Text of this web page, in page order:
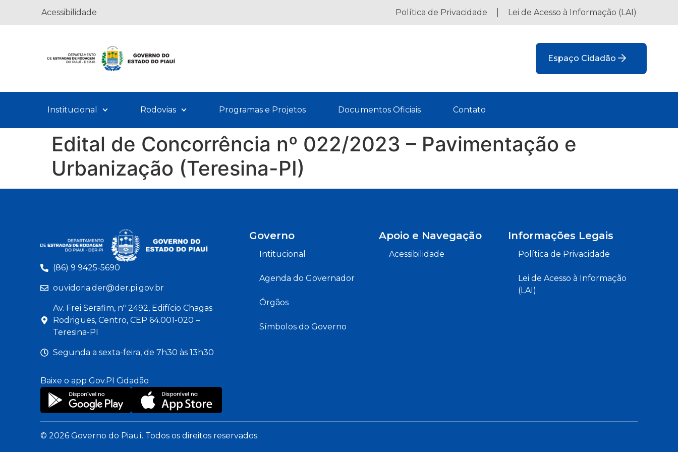
Acessibilidade Política de Privacidade Lei de Acesso à Informação (LAI)
Espaço Cidadão
Institucional Rodovias Programas e Projetos Documentos Oficiais Contato
Edital de Concorrência nº 022/2023 – Pavimentação e
Urbanização (Teresina-PI)
(86) 9 9425-5690
ouvidoria.der@der.pi.gov.br
Av. Frei Serafim, nº 2492, Edifício Chagas
Rodrigues, Centro, CEP 64.001-020 –
Teresina-PI
Segunda a sexta-feira, de 7h30 às 13h30
Governo
Intitucional
Agenda do Governador
Órgãos
Símbolos do Governo
Apoio e Navegação
Acessibilidade
Informações Legais
Política de Privacidade
Lei de Acesso à Informação
(LAI)
Baixe o app Gov.PI Cidadão
© 2026 Governo do Piauí. Todos os direitos reservados.